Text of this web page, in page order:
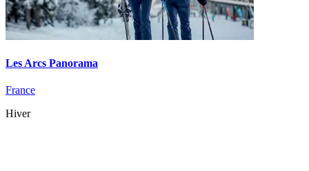
Les Arcs Panorama
France
Hiver